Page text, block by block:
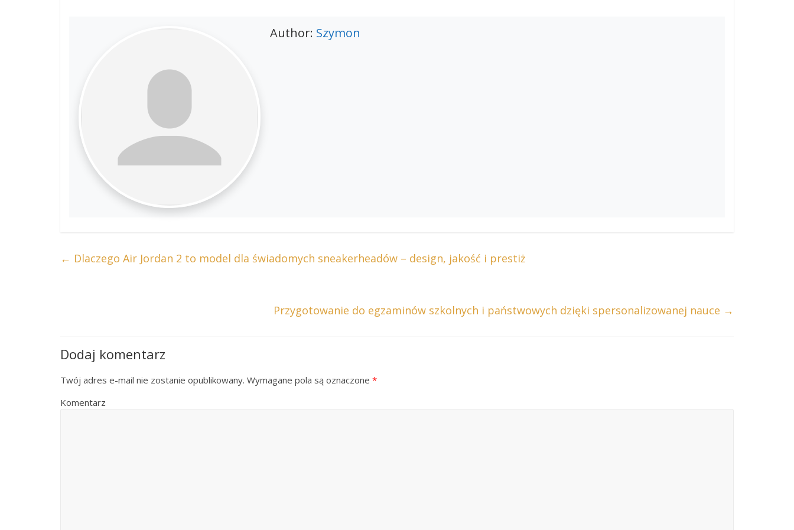
Author: Szymon
← Dlaczego Air Jordan 2 to model dla świadomych sneakerheadów – design, jakość i prestiż
Przygotowanie do egzaminów szkolnych i państwowych dzięki spersonalizowanej nauce →
Dodaj komentarz
Twój adres e-mail nie zostanie opublikowany. Wymagane pola są oznaczone *
Komentarz